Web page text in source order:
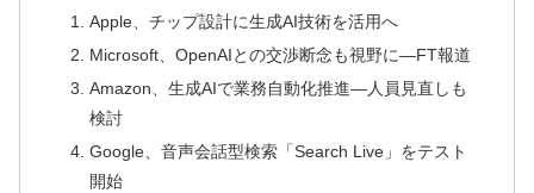
Apple、チップ設計に生成AI技術を活用へ
Microsoft、OpenAIとの交渉断念も視野に―FT報道
Amazon、生成AIで業務自動化推進―人員見直しも
検討
Google、音声会話型検索「Search Live」をテスト
開始